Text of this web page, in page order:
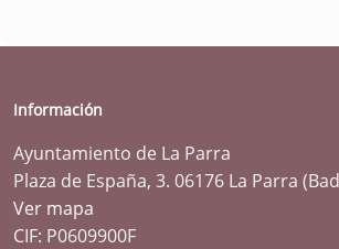
Información
Ayuntamiento de La Parra
Plaza de España, 3. 06176 La Parra
Ver mapa
CIF: P0609900F